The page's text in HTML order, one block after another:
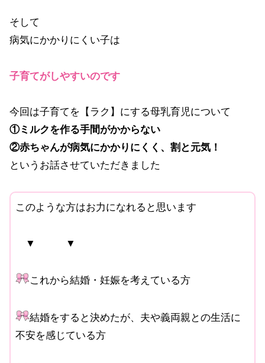
そして
病気にかかりにくい子は
子育てがしやすいのです
今回は子育てを【ラク】にする母乳育児について
①ミルクを作る手間がかからない
②赤ちゃんが病気にかかりにくく、割と元気！
というお話させていただきました
このような方はお力になれると思います
▼ ▼
これから結婚・妊娠を考えている方
結婚をすると決めたが、夫や義両親との生活に
不安を感じている方